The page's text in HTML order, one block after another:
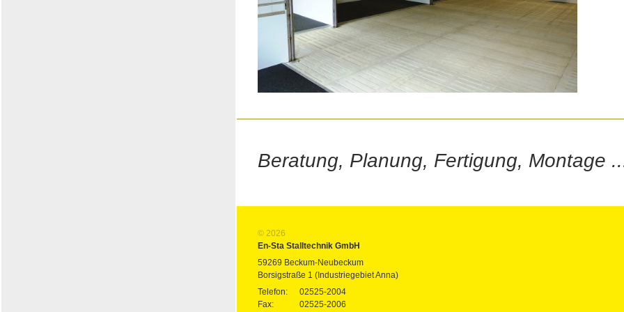
Beratung, Planung, Fertigung, Montage
© 2026
En-Sta Stalltechnik GmbH
59269 Beckum-Neubeckum
Borsigstraße 1 (Industriegebiet Anna)
Telefon:
02525-2004
Fax:
02525-2006